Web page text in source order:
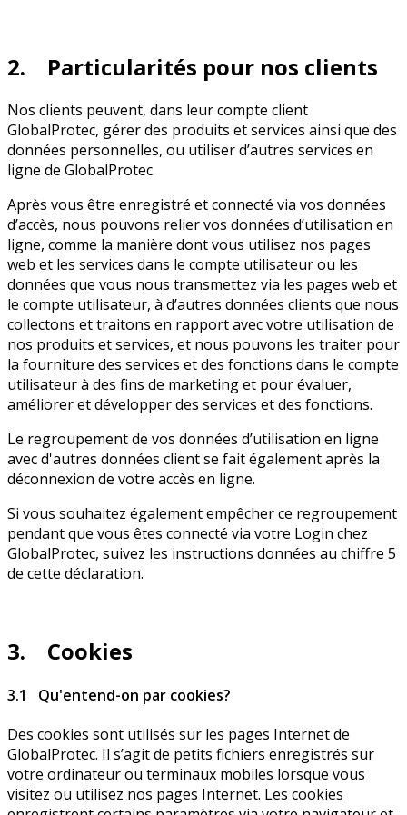
2. Particularités pour nos clients
Nos clients peuvent, dans leur compte client
GlobalProtec, gérer des produits et services ainsi que des
données personnelles, ou utiliser d’autres services en
ligne de GlobalProtec.
Après vous être enregistré et connecté via vos données
d’accès, nous pouvons relier vos données d’utilisation en
ligne, comme la manière dont vous utilisez nos pages
web et les services dans le compte utilisateur ou les
données que vous nous transmettez via les pages web et
le compte utilisateur, à d’autres données clients que nous
collectons et traitons en rapport avec votre utilisation de
nos produits et services, et nous pouvons les traiter pour
la fourniture des services et des fonctions dans le compte
utilisateur à des fins de marketing et pour évaluer,
améliorer et développer des services et des fonctions.
Le regroupement de vos données d’utilisation en ligne
avec d'autres données client se fait également après la
déconnexion de votre accès en ligne.
Si vous souhaitez également empêcher ce regroupement
pendant que vous êtes connecté via votre Login chez
GlobalProtec, suivez les instructions données au chiffre 5
de cette déclaration.
3. Cookies
3.1 Qu'entend-on par cookies?
Des cookies sont utilisés sur les pages Internet de
GlobalProtec. Il s’agit de petits fichiers enregistrés sur
votre ordinateur ou terminaux mobiles lorsque vous
visitez ou utilisez nos pages Internet. Les cookies